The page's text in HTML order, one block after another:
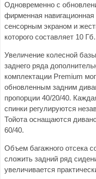
Одновременно с
фирменная
сенсорным экраном и
которого составляет 10 Гб.
Увеличение колесной
заднего ряда
комплектации Premium
обновленным задним
пропорции 40/20/40.
спинки регулируются
Тойота оснащаются
60/40.
Объем багажного отсека
сложить задний ряд
увеличивается